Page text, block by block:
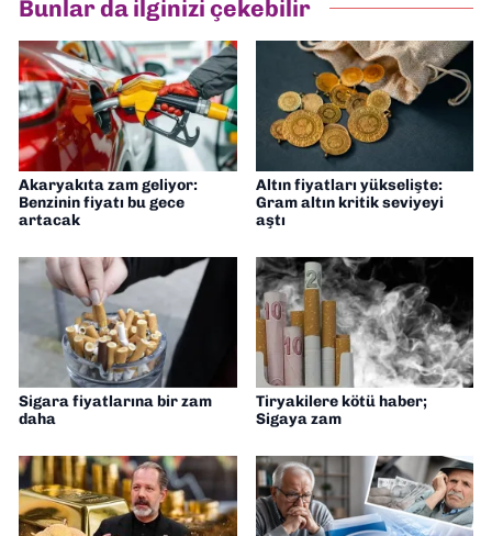
Müdürü” olarak görev almaktayım. Hak
odaklı haberciliğe dair çalışmalar
yapıyorum
Bunlar da ilginizi çekebilir
Akaryakıta zam geliyor:
Benzinin fiyatı bu gece
artacak
Altın fiyatları yükselişte:
Gram altın kritik seviyeyi
aştı
Sigara fiyatlarına bir zam
daha
Tiryakilere kötü haber;
Sigaya zam